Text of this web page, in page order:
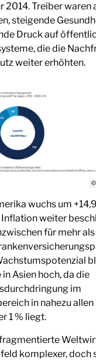
2014. Treiber waren
steigende
Druck auf
die die
weiter erhöhten.
©
wuchs um
weiter
für mehr
Asien hoch, da die
im
in nahezu
1 % liegt.
fragmentierte
komplexer, doch